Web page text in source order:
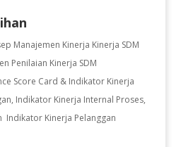
Manajemen Kinerja Kinerja SDM
Penilaian Kinerja SDM
Score Card & Indikator Kinerja
Indikator Kinerja Internal Proses,
Indikator Kinerja Pelanggan